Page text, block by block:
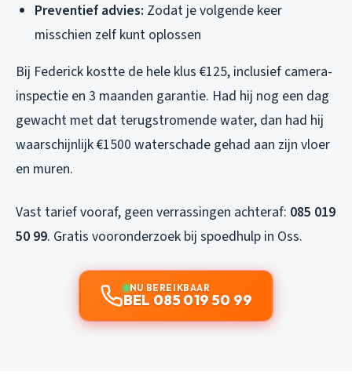
Preventief advies: Zodat je volgende keer
misschien zelf kunt oplossen
Bij Federick kostte de hele klus €125, inclusief camera-
inspectie en 3 maanden garantie. Had hij nog een dag
gewacht met dat terugstromende water, dan had hij
waarschijnlijk €1500 waterschade gehad aan zijn vloer
en muren.
Vast tarief vooraf, geen verrassingen achteraf: 085 019
50 99. Gratis vooronderzoek bij spoedhulp in Oss.
NU BEREIKBAAR
BEL 085 019 50 99